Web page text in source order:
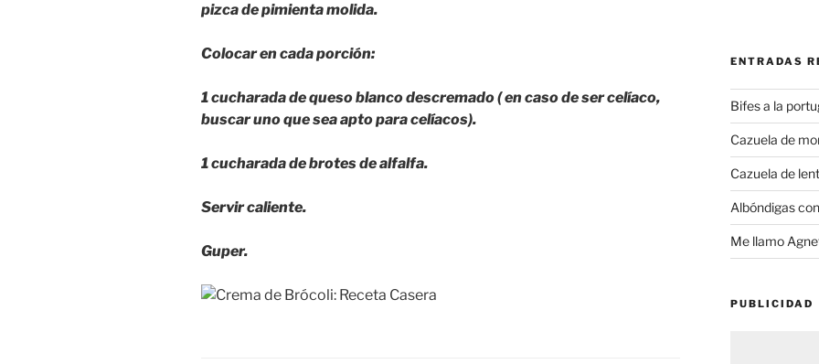
pizca de pimienta molida.
Colocar en cada porción:
1 cucharada de queso blanco descremado ( en caso de ser celíaco,
buscar uno que sea apto para celíacos).
1 cucharada de brotes de alfalfa.
Servir caliente.
Guper.
ENTRADAS
Bifes a la
Cazuela de
Cazuela de
Albóndigas
Me llamo
PUBLICIDAD